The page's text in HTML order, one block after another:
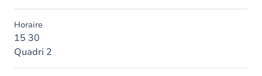
Horaire
15 30
Quadri 2